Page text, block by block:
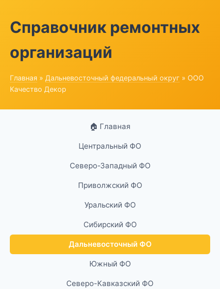
Справочник ремонтных
организаций
Главная » Дальневосточный федеральный округ » ООО
Качество Декор
🏠 Главная
Центральный ФО
Северо-Западный ФО
Приволжский ФО
Уральский ФО
Сибирский ФО
Дальневосточный ФО
Южный ФО
Северо-Кавказский ФО